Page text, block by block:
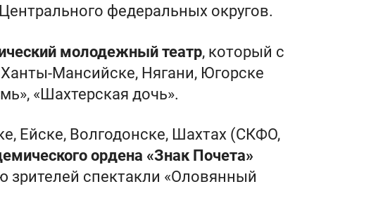
федеральных округов.
молодежный театр, который с
Мансийске, Нягани, Югорске
«Шахтерская дочь».
Ейске, Волгодонске, Шахтах (СКФО,
ордена «Знак Почета»
зрителей спектакли «Оловянный